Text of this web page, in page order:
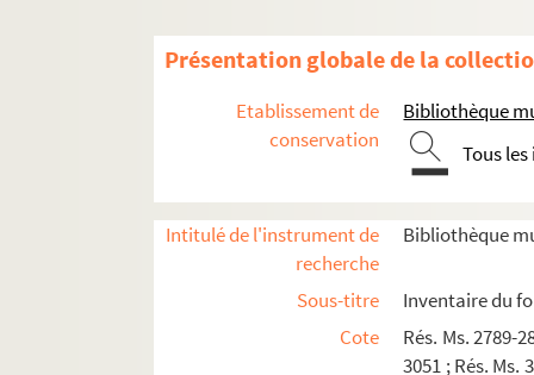
Présentation globale de la
Etablissement de
conservation
Bibliothèque
Tous
Intitulé de l'instrument de
recherche
Bibliothèque
Sous-titre
Inventaire du
Cote
Rés. Ms. 2789-
3051 ; Rés. Ms.